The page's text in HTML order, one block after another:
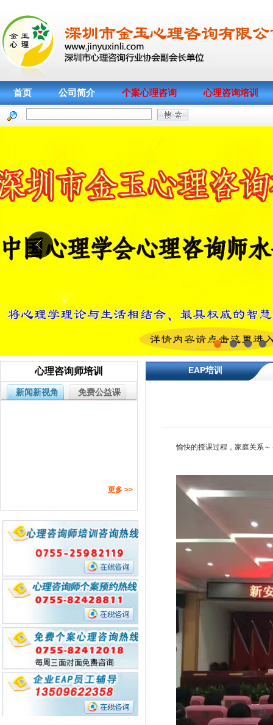
首页 公司简介 个案心理咨询 心理咨询培训
1 2 3
心理咨询师培训
新闻新视角 免费公益课
基础项目培训考核捷报&精彩回顾
【金玉心理】心理咨询培训第265期
督导及提问训练 做为真实来访者的体
验与思考 学员学后感想
【金玉心理】2022年心理咨询师培
训第258期新班于2022年7月17日开
班啦！！！
来听听金玉心理翟老师如何谈亲子关
2019年5月中国科学院心理研究所心
理咨询综合考试（深圳考点）圆满结
束
【热烈祝贺】深圳金玉心理于2018
中科院心理咨询培训首次综合考试新
【家谱图】绘制在心理访谈中的运用
深心协 心理咨询师技能成长专业委员
会
【婚姻与亲子】大疆百旺专题讲座
【金玉心理】2018年8月28日心理咨
询师技能成长专业委员会 《昆达里尼
静心》训练
【陪伴与依恋】深圳仙桐实验小学开
学典礼送给一年级新生家长们的一份
大礼
【金玉心理】伴侣性咨商 | 「吕嘉惠
性咨询理论与实务工作坊～以伴侣性
议题为例 」学习反馈
【金玉心理】心理咨询师职业资格替
代项目《心理咨询培训课程》公布第
【金玉心理】2018新年第一场雪带
来心理学热闹的第一课堂
【金玉心理】深圳市心理咨询行业协
会心理咨询师技能成长专业委员会正
【警惕！】近期发生多起被虚假广告
更多 >>
EAP培训
愉快的授课过程，家庭关系